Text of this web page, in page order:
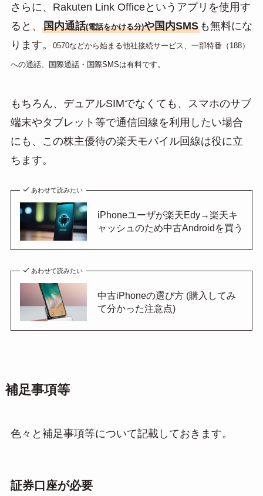
さらに、Rakuten Link Officeというアプリを使用す
ると、 国内通話(電話をかける分)や国内SMSも無料にな
ります。
0570などから始まる他社接続サービス、一部特番（188）
への通話、国際通話・国際SMSは有料です。
もちろん、デュアルSIMでなくても、スマホのサブ
端末やタブレット等で通信回線を利用したい場合
にも、この株主優待の楽天モバイル回線は役に立
ちます。
あわせて読みたい
iPhoneユーザが楽天Edy→楽天キ
ャッシュのため中古Androidを買う
あわせて読みたい
中古iPhoneの選び方 (購入してみ
て分かった注意点)
補足事項等
色々と補足事項等について記載しておきます。
証券口座が必要